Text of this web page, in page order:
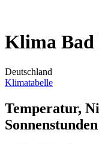
Klima Bad
Deutschland
Klimatabelle
Temperatur,
Sonnenstunden